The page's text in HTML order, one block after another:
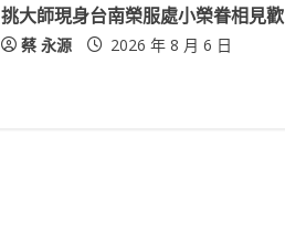
挑大師現身台南榮服處小榮眷相見歡
蔡 永源 2026 年 8 月 6 日